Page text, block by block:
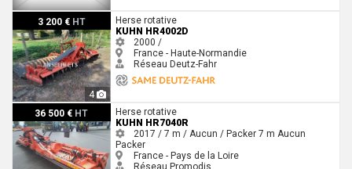
3 200 € HT
4
Kuhn HR4002D
Herse rotative
KUHN HR4002D
2000 /
France - Haute-Normandie
Réseau Deutz-Fahr
36 500 € HT
Kuhn HR7040R
Herse rotative
KUHN HR7040R
2017 / 7 m / Aucun / Packer 7 m Aucun
Packer
France - Pays de la Loire